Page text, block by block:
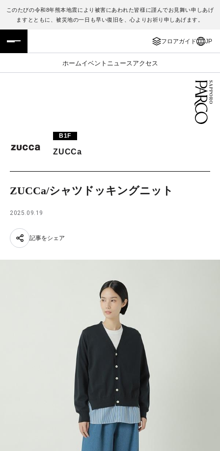
このたびの令和8年熊本地震により被害にあわれた皆様に謹んでお見舞い申しあげ
ますとともに、被災地の一日も早い復旧を、心よりお祈り申しあげます。
フロアガイド JP
ホームイベント ニュース アクセス
フロアガイド
施設案内・アクセス
TAX FREE
ENGLISH
繁体字
日本語
B1F
ZUCCa
ZUCCa/シャツドッキングニット
2025.09.19
記事をシェア